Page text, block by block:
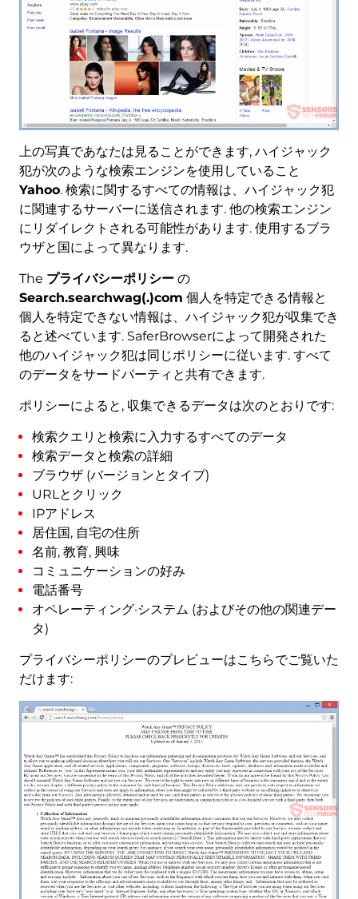
上の写真であなたは見ることができます, ハイジャック
犯が次のような検索エンジンを使用していること
Yahoo. 検索に関するすべての情報は、ハイジャック犯
に関連するサーバーに送信されます. 他の検索エンジン
にリダイレクトされる可能性があります. 使用するブラ
ウザと国によって異なります.
The プライバシーポリシーの
Search.searchwag(.)com 個人を特定できる情報と
個人を特定できない情報は、ハイジャック犯が収集でき
ると述べています. SaferBrowserによって開発された
他のハイジャック犯は同じポリシーに従います. すべて
のデータをサードパーティと共有できます.
ポリシーによると, 収集できるデータは次のとおりです:
検索クエリと検索に入力するすべてのデータ
検索データと検索の詳細
ブラウザ (バージョンとタイプ)
URLとクリック
IPアドレス
居住国, 自宅の住所
名前, 教育, 興味
コミュニケーションの好み
電話番号
オペレーティング·システム (およびその他の関連デー
タ)
プライバシーポリシーのプレビューはこちらでご覧いた
だけます: